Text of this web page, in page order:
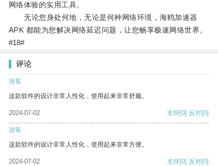
网络体验的实用工具。
无论您身处何地，无论是何种网络环境，海鸥加速器
APK 都能为您解决网络延迟问题，让您畅享极速网络世界。
#18#
评论
游客
这款软件的设计非常人性化，使用起来非常舒服。
2024-07-02 支持[0] 反对[0]
游客
这款软件的设计非常人性化，使用起来非常方便。
2024-07-02 支持[0] 反对[0]